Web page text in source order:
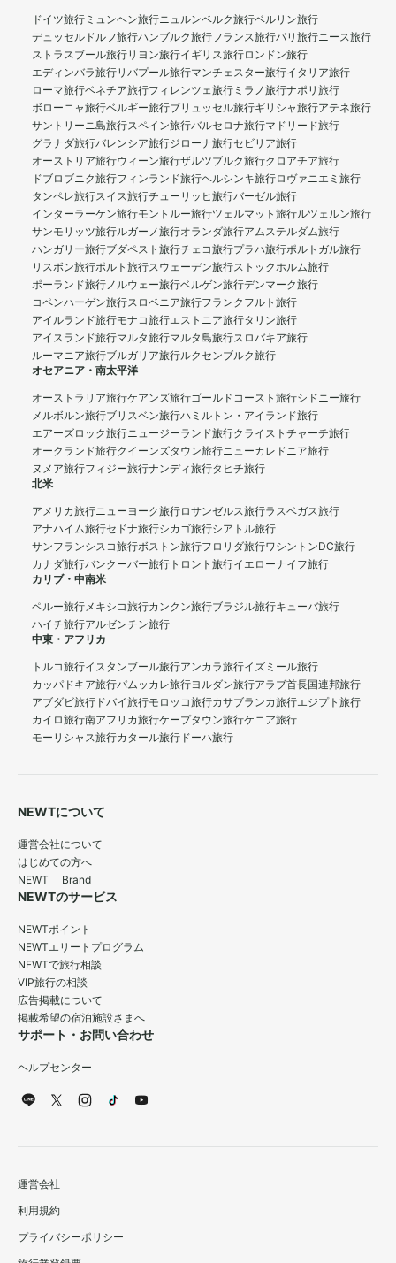
ドイツ旅行 ミュンヘン旅行ニュルンベルク旅行ベルリン旅行
デュッセルドルフ旅行ハンブルク旅行フランス旅行パリ旅行ニース旅行
ストラスブール旅行リヨン旅行イギリス旅行ロンドン旅行
エディンバラ旅行リバプール旅行マンチェスター旅行イタリア旅行
ローマ旅行ベネチア旅行フィレンツェ旅行 ミラノ旅行ナポリ旅行
ボローニャ旅行ベルギー旅行ブリュッセル旅行ギリシャ旅行アテネ旅行
サントリーニ島旅行スペイン旅行バルセロナ旅行マドリード旅行
グラナダ旅行バレンシア旅行ジローナ旅行セビリア旅行
オーストリア旅行ウィーン旅行ザルツブルク旅行クロアチア旅行
ドブロブニク旅行フィンランド旅行ヘルシンキ旅行ロヴァニエミ旅行
タンペレ旅行スイス旅行チューリッヒ旅行バーゼル旅行
インターラーケン旅行モントルー旅行ツェルマット旅行ルツェルン旅行
サンモリッツ旅行ルガーノ旅行オランダ旅行アムステルダム旅行
ハンガリー旅行ブダペスト旅行チェコ旅行プラハ旅行ポルトガル旅行
リスボン旅行ポルト旅行スウェーデン旅行ストックホルム旅行
ポーランド旅行ノルウェー旅行ベルゲン旅行デンマーク旅行
コペンハーゲン旅行スロベニア旅行フランクフルト旅行
アイルランド旅行モナコ旅行エストニア旅行タリン旅行
アイスランド旅行マルタ旅行マルタ島旅行スロバキア旅行
ルーマニア旅行ブルガリア旅行ルクセンブルク旅行
オセアニア・南太平洋
オーストラリア旅行ケアンズ旅行ゴールドコースト旅行シドニー旅行
メルボルン旅行ブリスベン旅行ハミルトン・アイランド旅行
エアーズロック旅行ニュージーランド旅行クライストチャーチ旅行
オークランド旅行クイーンズタウン旅行ニューカレドニア旅行
ヌメア旅行フィジー旅行ナンディ旅行タヒチ旅行
北米
アメリカ旅行ニューヨーク旅行ロサンゼルス旅行ラスベガス旅行
アナハイム旅行セドナ旅行シカゴ旅行シアトル旅行
サンフランシスコ旅行ボストン旅行フロリダ旅行ワシントンDC旅行
カナダ旅行バンクーバー旅行 トロント旅行イエローナイフ旅行
カリブ・中南米
ペルー旅行メキシコ旅行カンクン旅行ブラジル旅行キューバ旅行
ハイチ旅行アルゼンチン旅行
中東・アフリカ
トルコ旅行イスタンブール旅行アンカラ旅行イズミール旅行
カッパドキア旅行パムッカレ旅行ヨルダン旅行アラブ首長国連邦旅行
アブダビ旅行 ドバイ旅行モロッコ旅行カサブランカ旅行エジプト旅行
カイロ旅行南アフリカ旅行ケープタウン旅行ケニア旅行
モーリシャス旅行カタール旅行 ドーハ旅行
NEWTについて
運営会社について
はじめての方へ
NEWT Brand
NEWTのサービス
NEWTポイント
NEWTエリートプログラム
NEWTで旅行相談
VIP旅行の相談
広告掲載について
掲載希望の宿泊施設さまへ
サポート・お問い合わせ
ヘルプセンター
運営会社
利用規約
プライバシーポリシー